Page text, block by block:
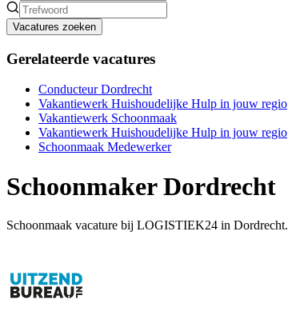
Vacatures zoeken
Gerelateerde vacatures
Conducteur Dordrecht
Vakantiewerk Huishoudelijke Hulp in jouw regio
Vakantiewerk Schoonmaak
Vakantiewerk Huishoudelijke Hulp in jouw regio
Schoonmaak Medewerker
Schoonmaker Dordrecht
Schoonmaak vacature bij LOGISTIEK24 in Dordrecht.